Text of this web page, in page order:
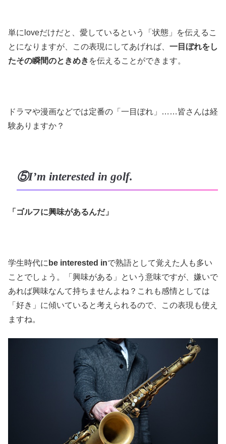
単にloveだけだと、愛しているという「状態」を伝えるこ
とになりますが、この表現にしてあげれば、 一目ぼれをし
たその瞬間のときめき を伝えることができます。
ドラマや漫画などでは定番の「一目ぼれ」……皆さんは経
験ありますか？
⑤I’m interested in golf.
「ゴルフに興味があるんだ」
学生時代に be interested inで熟語として覚えた人も多い
ことでしょう。「興味がある」という意味ですが、嫌いで
あれば興味なんて持ちませんよね？これも感情としては
「好き」に傾いていると考えられるので、この表現も使え
ますね。